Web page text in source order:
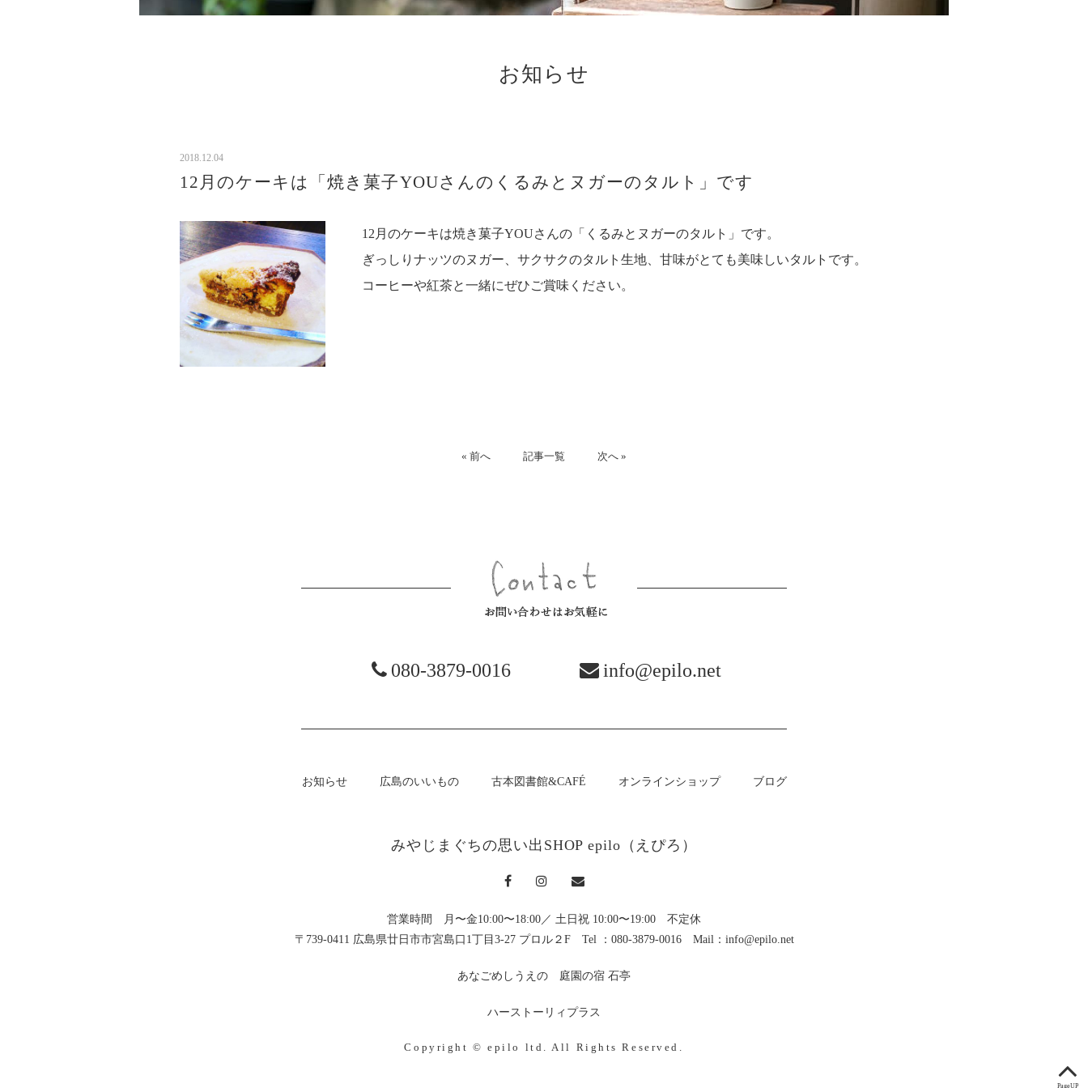
お知らせ
2018.12.04
12月のケーキは「焼き菓子YOUさんのくるみとヌガーのタルト」です
12月のケーキは焼き菓子YOUさんの「くるみとヌガーのタルト」です。
ぎっしりナッツのヌガー、サクサクのタルト生地、甘味がとても美味しいタルトです。
コーヒーや紅茶と一緒にぜひご賞味ください。
« 前へ 記事一覧 次へ »
080-3879-0016 info@epilo.net
お知らせ 広島のいいもの 古本図書館&CAFÉ オンラインショップ ブログ
みやじまぐちの思い出SHOPepilo（えぴろ）
営業時間 月〜金10:00〜18:00／ 土日祝 10:00〜19:00 不定休
〒739-0411 広島県廿日市市宮島口1丁目3-27 プロル２F Tel ：080-3879-0016 Mail： info@epilo.net
あなごめしうえの 庭園の宿 石亭
ハーストーリィプラス
Copyright © epilo ltd. All Rights Reserved.
PageUP